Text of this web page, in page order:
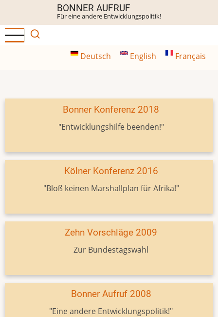
Inhalt
BONNER AUFRUF
Für eine andere Entwicklungspolitik!
Deutsch English Français
Bonner Konferenz 2018
"Entwicklungshilfe beenden!"
Kölner Konferenz 2016
"Bloß keinen Marshallplan für Afrika!"
Zehn Vorschläge 2009
Zur Bundestagswahl
Bonner Aufruf 2008
"Eine andere Entwicklungspolitik!"